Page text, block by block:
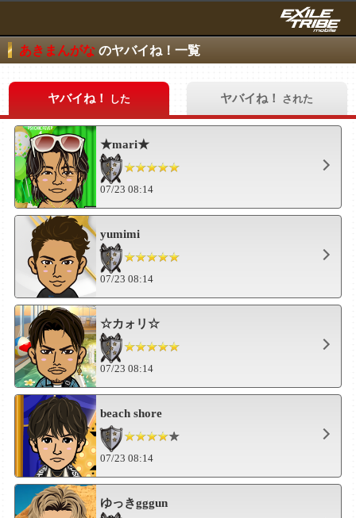
あきまんがな のヤバイね！一覧
ヤバイね！ した ヤバイね！ された
★mari★
07/23 08:14
yumimi
07/23 08:14
☆カォリ☆
07/23 08:14
beach shore
07/23 08:14
ゆっきgggun